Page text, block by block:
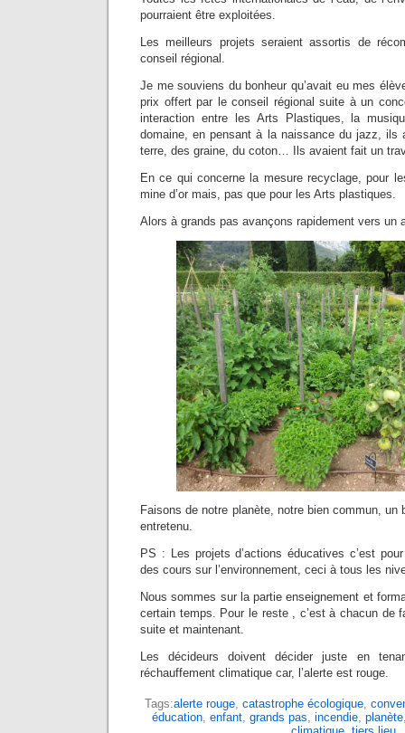
pourraient être exploitées.
Les meilleurs projets seraient assortis de
conseil régional.
Je me souviens du bonheur qu’avait eu mes
prix offert par le conseil régional suite à un
interaction entre les Arts Plastiques, la
domaine, en pensant à la naissance du jazz, ils
terre, des graine, du coton… Ils avaient fait un
En ce qui concerne la mesure recyclage, pour
mine d’or mais, pas que pour les Arts plastiques.
Alors à grands pas avançons rapidement vers un
Faisons de notre planète, notre bien commun, un
entretenu.
PS : Les projets d’actions éducatives c’est
des cours sur l’environnement, ceci à tous les
Nous sommes sur la partie enseignement et
certain temps. Pour le reste , c’est à chacun de
suite et maintenant.
Les décideurs doivent décider juste en
réchauffement climatique car, l’alerte est rouge.
Tags:alerte rouge, catastrophe écologique,
éducation, enfant, grands pas, incendie, planète